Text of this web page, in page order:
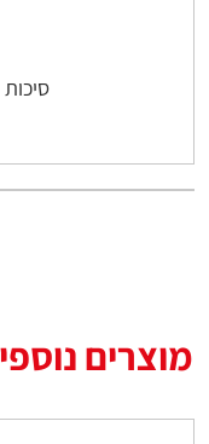
סיכות
מוצרים